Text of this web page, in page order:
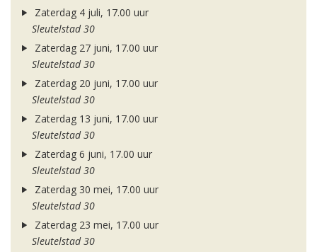
Zaterdag 4 juli, 17.00 uur
Sleutelstad 30
Zaterdag 27 juni, 17.00 uur
Sleutelstad 30
Zaterdag 20 juni, 17.00 uur
Sleutelstad 30
Zaterdag 13 juni, 17.00 uur
Sleutelstad 30
Zaterdag 6 juni, 17.00 uur
Sleutelstad 30
Zaterdag 30 mei, 17.00 uur
Sleutelstad 30
Zaterdag 23 mei, 17.00 uur
Sleutelstad 30